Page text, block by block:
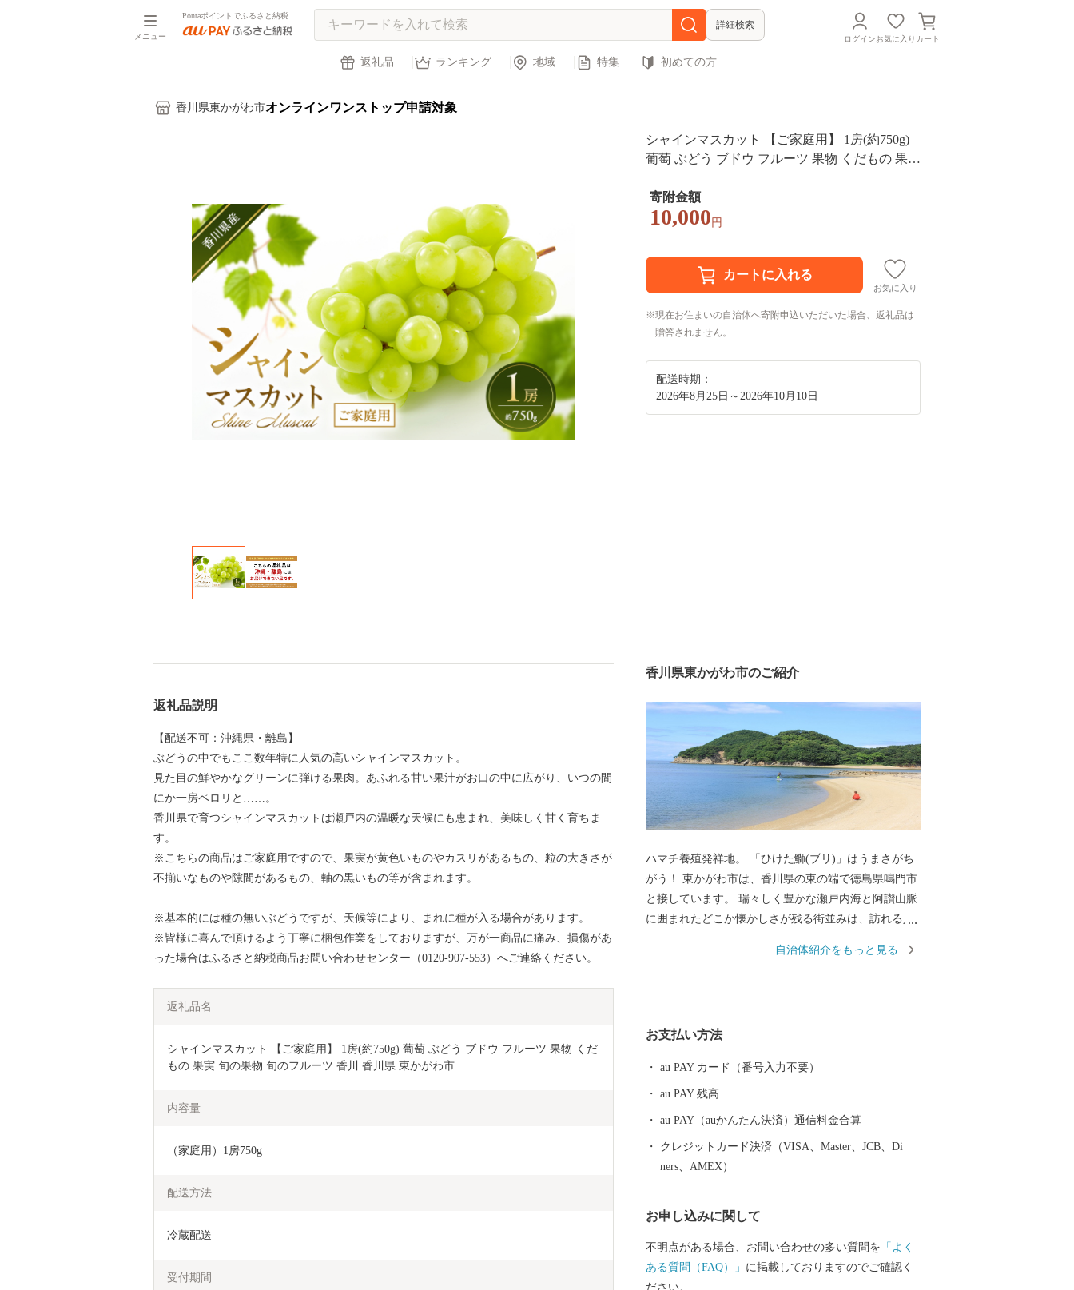
メニュー
Pontaポイントでふるさと納税
詳細検索
ログインお気に入り カート
返礼品 ランキング 地域 特集 初めての方
香川県東かがわ市オンラインワンストップ申請対象
シャインマスカット 【ご家庭用】 1房(約750g)
葡萄 ぶどう ブドウ フルーツ 果物 くだもの 果実
寄附金額
10,000 円
お気に入り
現在お住まいの自治体へ寄附申込いただいた場合、返礼品は
贈答されません。
配送時期：
2026年8月25日～2026年10月10日
返礼品説明
【配送不可：沖縄県・離島】
ぶどうの中でもここ数年特に人気の高いシャインマスカット。
見た目の鮮やかなグリーンに弾ける果肉。あふれる甘い果汁がお口の中に広がり、いつの間
にか一房ペロリと……。
香川県で育つシャインマスカットは瀬戸内の温暖な天候にも恵まれ、美味しく甘く育ちま
す。
※こちらの商品はご家庭用ですので、果実が黄色いものやカスリがあるもの、粒の大きさが
不揃いなものや隙間があるもの、軸の黒いもの等が含まれます。
※基本的には種の無いぶどうですが、天候等により、まれに種が入る場合があります。
※皆様に喜んで頂けるよう丁寧に梱包作業をしておりますが、万が一商品に痛み、損傷があ
った場合はふるさと納税商品お問い合わせセンター（0120-907-553）へご連絡ください。
返礼品名
シャインマスカット 【ご家庭用】 1房(約750g) 葡萄 ぶどう ブドウ フルーツ 果物 くだ
もの 果実 旬の果物 旬のフルーツ 香川 香川県 東かがわ市
内容量
（家庭用）1房750g
配送方法
冷蔵配送
受付期間
香川県東かがわ市のご紹介
ハマチ養殖発祥地。 「ひけた鰤(ブリ)」はうまさがち
がう！ 東かがわ市は、香川県の東の端で徳島県鳴門市
と接しています。 瑞々しく豊かな瀬戸内海と阿讃山脈
に囲まれたどこか懐かしさが残る街並みは、訪れる人
る人たちが住んでいます。 日本で初めて養殖に成功し
袋は、スポーツやファッションなど各界から絶大な信
頼を得ています。今もなお、昔からの伝統製法を守
文化を守る自然環境豊かな市です。 東かがわ市では、
自然豊かな土地で生まれた農産物、確かな技術で作ら
れた自慢の逸品をお届けしています。 いただいたご寄
自治体紹介をもっと見る
お支払い方法
au PAY カード（番号入力不要）
au PAY 残高
au PAY（auかんたん決済）通信料金合算
クレジットカード決済（VISA、Master、JCB、Di
ners、AMEX）
お申し込みに関して
不明点がある場合、お問い合わせの多い質問を 「よく
ある質問（FAQ）」 に掲載しておりますのでご確認く
ださい。